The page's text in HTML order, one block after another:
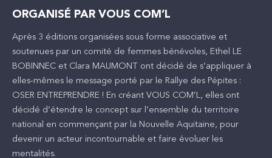
ORGANISÉ PAR VOUS COM’L
Après 3 éditions organisées sous forme associative et
soutenues par un comité de femmes bénévoles, Ethel LE
BOBINNEC et Clara MAUMONT ont décidé de s’appliquer à
elles-mêmes le message porté par le Rallye des Pépites :
OSER ENTREPRENDRE ! En créant VOUS COM’L, elles ont
décidé d’étendre le concept sur l’ensemble du territoire
national en commençant par la Nouvelle Aquitaine, pour
devenir un acteur incontournable et faire évoluer les
mentalités.